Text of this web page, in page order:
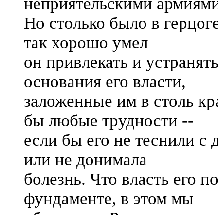
Но столько было в
так хорошо умел
он привлекать и
основания его власти,
заложенные им в столь
бы любые трудности --
если бы его не теснили
или не донимала
болезнь. Что власть его
фундаменте, в этом мы